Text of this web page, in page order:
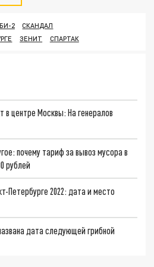
2
СКАНДАЛ
ЗЕНИТ СПАРТАК
центре Москвы: На генералов
почему тариф за вывоз мусора в
рублей
Петербурге 2022: дата и место
дата следующей грибной